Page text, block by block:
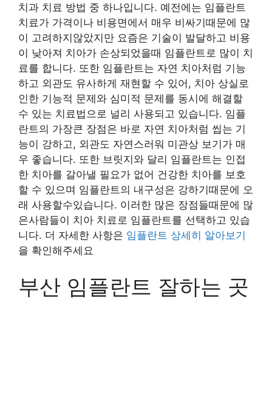
치과 치료 방법 중 하나입니다. 예전에는 임플란트
치료가 가격이나 비용면에서 매우 비싸기때문에 많
이 고려하지않았지만 요즘은 기술이 발달하고 비용
이 낮아져 치아가 손상되었을때 임플란트로 많이 치
료를 합니다. 또한 임플란트는 자연 치아처럼 기능
하고 외관도 유사하게 재현할 수 있어, 치아 상실로
인한 기능적 문제와 심미적 문제를 동시에 해결할
수 있는 치료법으로 널리 사용되고 있습니다. 임플
란트의 가장큰 장점은 바로 자연 치아처럼 씹는 기
능이 강하고, 외관도 자연스러워 미관상 보기가 매
우 좋습니다. 또한 브릿지와 달리 임플란트는 인접
한 치아를 갈아낼 필요가 없어 건강한 치아를 보호
할 수 있으며 임플란트의 내구성은 강하기때문에 오
래 사용할수있습니다. 이러한 많은 장점들때문에 많
은사람들이 치아 치료로 임플란트를 선택하고 있습
니다. 더 자세한 사항은 임플란트 상세히 알아보기
을 확인해주세요
부산 임플란트 잘하는 곳